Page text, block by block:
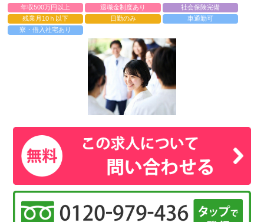
年収500万円以上 退職金制度あり
社会保険完備
残業月10ｈ以下
日勤のみ
車通勤可
寮・借入社宅あり